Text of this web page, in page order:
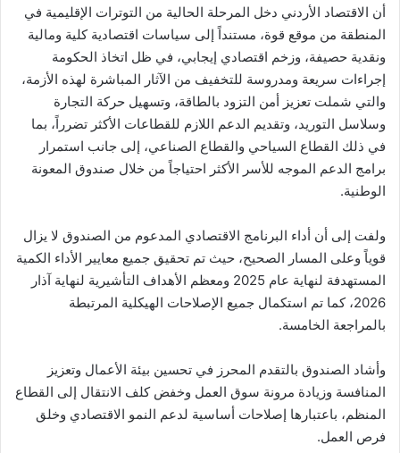
أن الاقتصاد الأردني دخل المرحلة الحالية من التوترات الإقليمية في
المنطقة من موقع قوة، مستنداً إلى سياسات اقتصادية كلية ومالية
ونقدية حصيفة، وزخم اقتصادي إيجابي، في ظل اتخاذ الحكومة
إجراءات سريعة ومدروسة للتخفيف من الآثار المباشرة لهذه الأزمة،
والتي شملت تعزيز أمن التزود بالطاقة، وتسهيل حركة التجارة
وسلاسل التوريد، وتقديم الدعم اللازم للقطاعات الأكثر تضرراً، بما
في ذلك القطاع السياحي والقطاع الصناعي، إلى جانب استمرار
برامج الدعم الموجه للأسر الأكثر احتياجاً من خلال صندوق المعونة
الوطنية.
ولفت إلى أن أداء البرنامج الاقتصادي المدعوم من الصندوق لا يزال
قوياً وعلى المسار الصحيح، حيث تم تحقيق جميع معايير الأداء الكمية
المستهدفة لنهاية عام 2025 ومعظم الأهداف التأشيرية لنهاية آذار
2026، كما تم استكمال جميع الإصلاحات الهيكلية المرتبطة
بالمراجعة الخامسة.
وأشاد الصندوق بالتقدم المحرز في تحسين بيئة الأعمال وتعزيز
المنافسة وزيادة مرونة سوق العمل وخفض كلف الانتقال إلى القطاع
المنظم، باعتبارها إصلاحات أساسية لدعم النمو الاقتصادي وخلق
فرص العمل.